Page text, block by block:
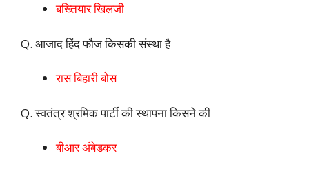
बख्तियार खिलजी
Q. आजाद हिंद फौज किसकी संस्था है
रास बिहारी बोस
Q. स्वतंत्र श्रमिक पार्टी की स्थापना किसने की
बीआर अंबेडकर